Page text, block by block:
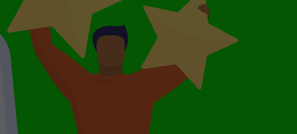
ortopedico
di sponde
7